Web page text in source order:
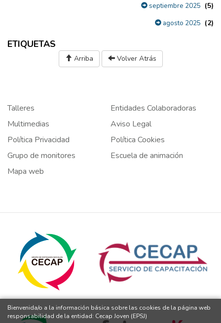
septiembre 2025 (5)
agosto 2025 (2)
ETIQUETAS
Arriba Volver Atrás
Talleres
Entidades Colaboradoras
Multimedias
Aviso Legal
Política Privacidad
Política Cookies
Grupo de monitores
Escuela de animación
Mapa web
Bienvenida/o a la información básica sobre las cookies de la página web
responsabilidad de la entidad: Cecap Joven (EPSJ)